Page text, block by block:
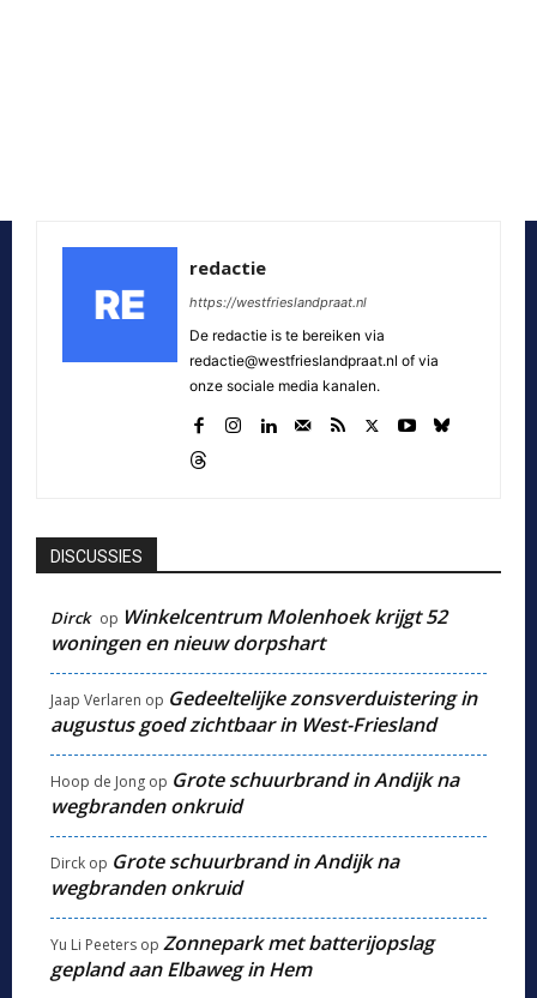
redactie
https://westfrieslandpraat.nl
De redactie is te bereiken via
redactie@westfrieslandpraat.nl of via
onze sociale media kanalen.
DISCUSSIES
Dirck op Winkelcentrum Molenhoek krijgt 52
woningen en nieuw dorpshart
Jaap Verlaren op Gedeeltelijke zonsverduistering in
augustus goed zichtbaar in West-Friesland
Hoop de Jong op Grote schuurbrand in Andijk na
wegbranden onkruid
Dirck op Grote schuurbrand in Andijk na
wegbranden onkruid
Yu Li Peeters op Zonnepark met batterijopslag
gepland aan Elbaweg in Hem